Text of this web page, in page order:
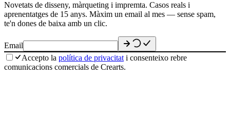
Novetats de disseny, màrqueting i impremta. Casos reals i
aprenentatges de 15 anys. Màxim un email al mes — sense spam,
te'n dones de baixa amb un clic.
Email
Accepto la política de privacitat i consenteixo rebre
comunicacions comercials de Crearts.